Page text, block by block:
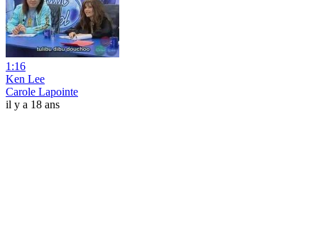
1:16
Ken Lee
Carole Lapointe
il y a 18 ans